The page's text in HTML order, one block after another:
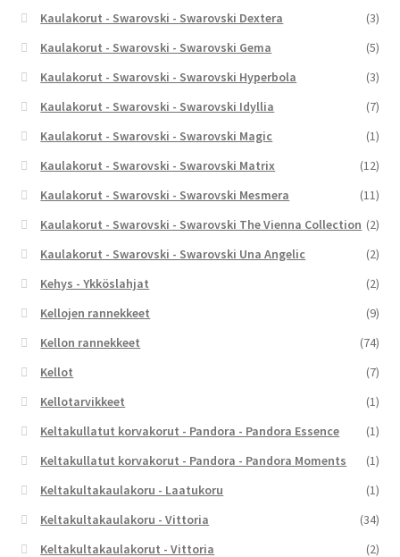
Kaulakorut - Swarovski - Swarovski Dextera
(3)
Kaulakorut - Swarovski - Swarovski Gema
(5)
Kaulakorut - Swarovski - Swarovski Hyperbola
(3)
Kaulakorut - Swarovski - Swarovski Idyllia
(7)
Kaulakorut - Swarovski - Swarovski Magic
(1)
Kaulakorut - Swarovski - Swarovski Matrix
(12)
Kaulakorut - Swarovski - Swarovski Mesmera
(11)
Kaulakorut - Swarovski - Swarovski The Vienna Collection (2)
Kaulakorut - Swarovski - Swarovski Una Angelic
(2)
Kehys - Ykköslahjat
(2)
Kellojen rannekkeet
(9)
Kellon rannekkeet
(74)
Kellot
(7)
Kellotarvikkeet
(1)
Keltakullatut korvakorut - Pandora - Pandora Essence
(1)
Keltakullatut korvakorut - Pandora - Pandora Moments
(1)
Keltakultakaulakoru - Laatukoru
(1)
Keltakultakaulakoru - Vittoria
(34)
Keltakultakaulakorut - Vittoria
(2)